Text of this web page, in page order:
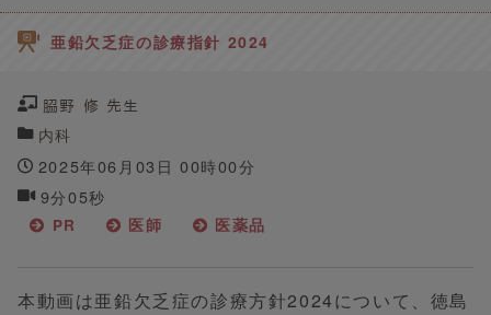
亜鉛欠乏症の診療指針 2024
𦚰野 修 先生
内科
2025年06月03日 00時00分
9分05秒
PR 医師 医薬品
本動画は亜鉛欠乏症の診療方針2024について、徳島